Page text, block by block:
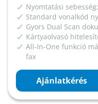
Nyomtatási
Standard vonalkód
Gyors Dual Scan
Kártyaolvasó
All-In-One funkció
fax
Ajánlatkérés